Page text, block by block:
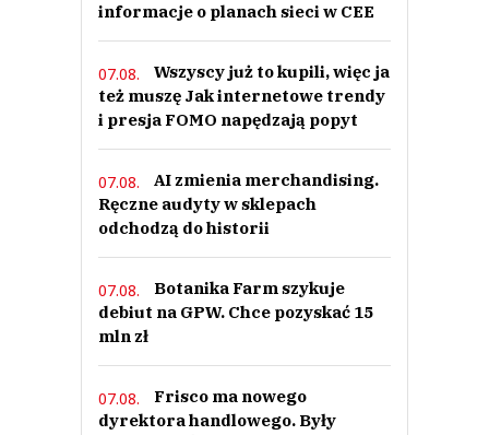
informacje o planach sieci w CEE
07.08.
Wszyscy już to kupili, więc ja
też muszę Jak internetowe trendy
i presja FOMO napędzają popyt
07.08.
AI zmienia merchandising.
Ręczne audyty w sklepach
odchodzą do historii
07.08.
Botanika Farm szykuje
debiut na GPW. Chce pozyskać 15
mln zł
07.08.
Frisco ma nowego
dyrektora handlowego. Były